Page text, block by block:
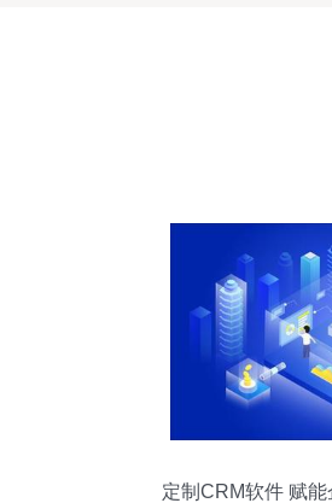
定制CRM软件 赋